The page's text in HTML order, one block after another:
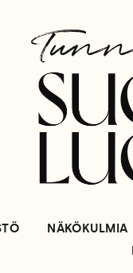
NÄKÖKULMIA